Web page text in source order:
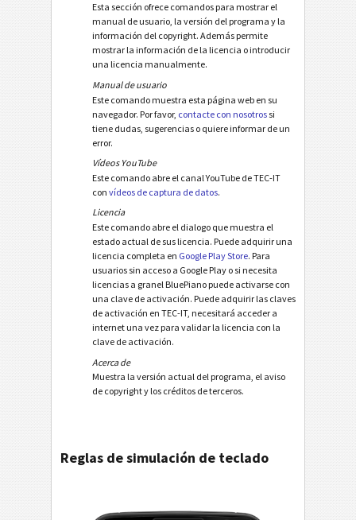
Esta sección ofrece comandos para mostrar el
manual de usuario, la versión del programa y la
información del copyright. Además permite
mostrar la información de la licencia o introducir
una licencia manualmente.
Manual de usuario
Este comando muestra esta página web en su
navegador. Por favor, contacte con nosotros si
tiene dudas, sugerencias o quiere informar de un
error.
Vídeos YouTube
Este comando abre el canal YouTube de TEC-IT
con vídeos de captura de datos.
Licencia
Este comando abre el dialogo que muestra el
estado actual de sus licencia. Puede adquirir una
licencia completa en Google Play Store. Para
usuarios sin acceso a Google Play o si necesita
licencias a granel BluePiano puede activarse con
una clave de activación. Puede adquirir las claves
de activación en TEC-IT, necesitará acceder a
internet una vez para validar la licencia con la
clave de activación.
Acerca de
Muestra la versión actual del programa, el aviso
de copyright y los créditos de terceros.
Reglas de simulación de teclado